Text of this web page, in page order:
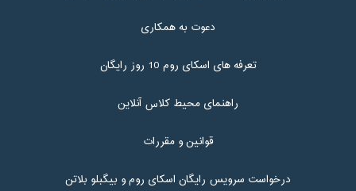
دعوت به همکاری
تعرفه های اسکای روم 10 روز رایگان
راهنمای محیط کلاس آنلاین
قوانین و مقررات
درخواست سرویس رایگان اسکای روم و بیگبلو بلاتن